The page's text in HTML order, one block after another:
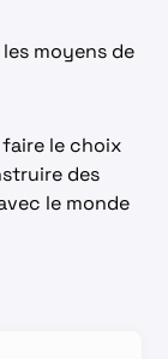
moyens de
faire le choix
des
le monde